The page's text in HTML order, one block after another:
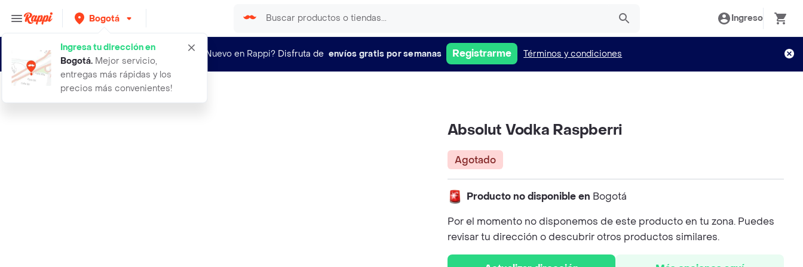
Bogotá
Ingresa tu dirección en
Bogotá. Mejor servicio,
entregas más rápidas y los
precios más convenientes!
Ingreso
¿Nuevo en Rappi? Disfruta de envíos gratis por semanas Registrarme Términos y condiciones
absolut vodka raspberri
Absolut Vodka Raspberri
Agotado
Producto no disponible en Bogotá
Por el momento no disponemos de este producto en tu zona. Puedes
revisar tu dirección o descubrir otros productos similares.